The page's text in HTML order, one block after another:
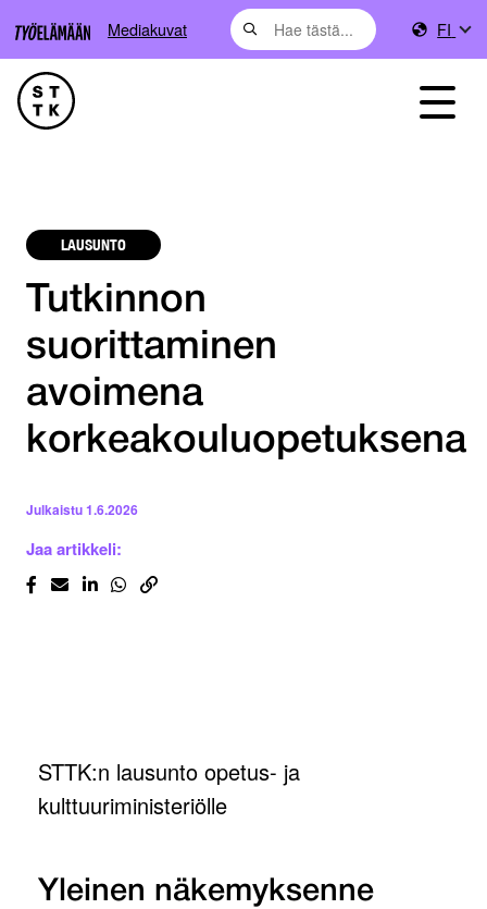
Mediakuvat FI
LAUSUNTO
Tutkinnon
suorittaminen
avoimena
korkeakouluopetuksena
Julkaistu1.6.2026
Jaa artikkeli:
STTK:n lausunto opetus- ja
kulttuuriministeriölle
Yleinen näkemyksenne